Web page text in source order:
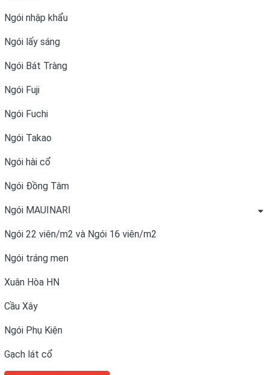
Ngói nhập khẩu
Ngói lấy sáng
Ngói Bát Tràng
Ngói Fuji
Ngói Fuchi
Ngói Takao
Ngói hài cổ
Ngói Đồng Tâm
Ngói MAUINARI
Ngói 22 viên/m2 và Ngói 16 viên/m2
Ngói tráng men
Xuân Hòa HN
Cầu Xây
Ngói Phụ Kiện
Gạch lát cổ